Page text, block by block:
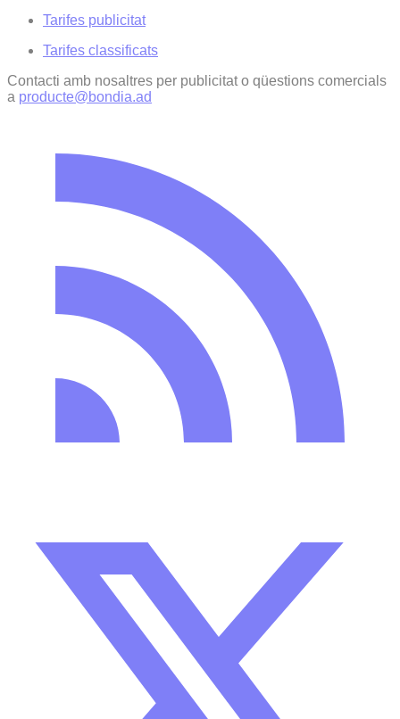
Tarifes publicitat
Tarifes classificats
Contacti amb nosaltres per publicitat o qüestions comercials
a producte@bondia.ad